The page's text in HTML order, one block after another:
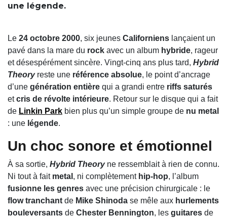
une légende.
Le 24 octobre 2000, six jeunes Californiens lançaient un
pavé dans la mare du rock avec un album hybride, rageur
et désespérément sincère. Vingt-cinq ans plus tard, Hybrid
Theoryreste une référence absolue, le point d’ancrage
d’une génération entière qui a grandi entre riffs saturés
etcris de révolte intérieure. Retour sur le disque qui a fait
de Linkin Park bien plus qu’un simple groupe de nu metal
: une légende.
Un choc sonore et émotionnel
À sa sortie, Hybrid Theoryne ressemblait à rien de connu.
Ni tout à fait metal , ni complètement hip-hop, l’album
fusionne les genres avec une précision chirurgicale : le
flow tranchant de Mike Shinoda se mêle aux hurlements
bouleversants de Chester Bennington, les guitares de